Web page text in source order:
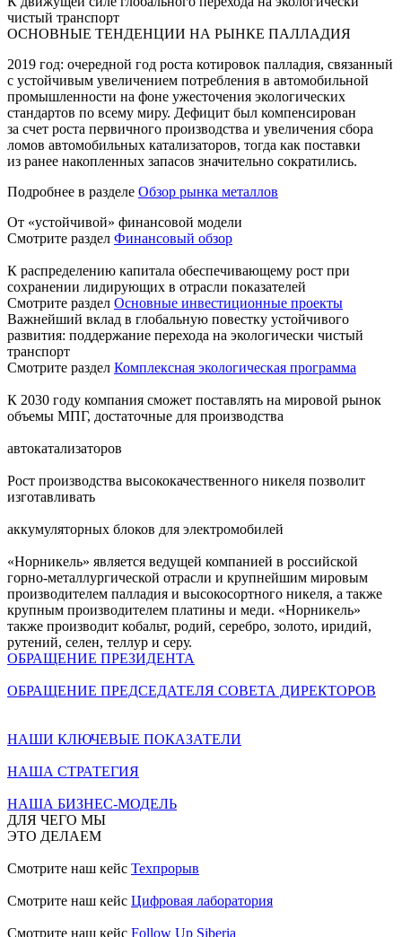
чистый транспорт
ОСНОВНЫЕ ТЕНДЕНЦИИ НА РЫНКЕ ПАЛЛАДИЯ
2019 год: очередной год роста котировок палладия, связанный
с устойчивым увеличением потребления в автомобильной
промышленности на фоне ужесточения экологических
стандартов по всему миру. Дефицит был компенсирован
за счет роста первичного производства и увеличения сбора
ломов автомобильных катализаторов, тогда как поставки
из ранее накопленных запасов значительно сократились.
Подробнее в разделе Обзор рынка металлов
От «устойчивой» финансовой модели
Смотрите раздел Финансовый обзор
К распределению капитала обеспечивающему рост при
сохранении лидирующих в отрасли показателей
Смотрите раздел Основные инвестиционные проекты
Важнейший вклад в глобальную повестку устойчивого
развития: поддержание перехода на экологически чистый
транспорт
Смотрите раздел Комплексная экологическая программа
К 2030 году компания сможет поставлять на мировой рынок
объемы МПГ, достаточные для производства
автокатализаторов
Рост производства высококачественного никеля позволит
изготавливать
аккумуляторных блоков для электромобилей
«Норникель» является ведущей компанией в российской
горно-металлургической отрасли и крупнейшим мировым
производителем палладия и высокосортного никеля, а также
крупным производителем платины и меди. «Норникель»
также производит кобальт, родий, серебро, золото, иридий,
рутений, селен, теллур и серу.
ОБРАЩЕНИЕ ПРЕЗИДЕНТА
ОБРАЩЕНИЕ ПРЕДСЕДАТЕЛЯ СОВЕТА ДИРЕКТОРОВ
НАШИ КЛЮЧЕВЫЕ ПОКАЗАТЕЛИ
НАША СТРАТЕГИЯ
НАША БИЗНЕС-МОДЕЛЬ
ДЛЯ ЧЕГО МЫ
ЭТО ДЕЛАЕМ
Смотрите наш кейс Техпрорыв
Смотрите наш кейс Цифровая лаборатория
Смотрите наш кейс Follow Up Siberia